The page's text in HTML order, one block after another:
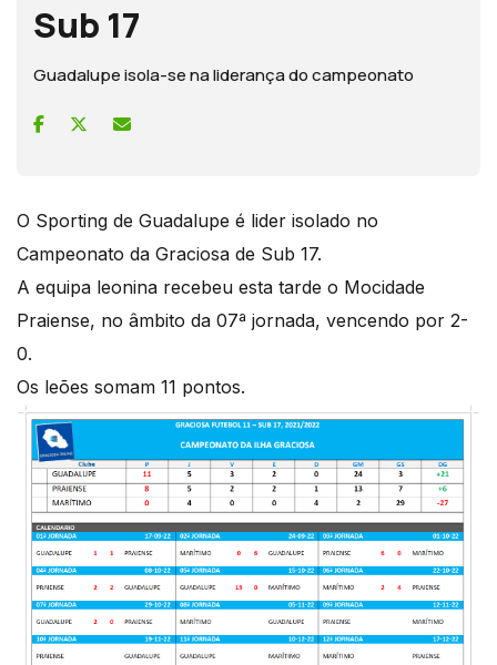
Sub 17
Guadalupe isola-se na liderança do campeonato
O Sporting de Guadalupe é lider isolado no
Campeonato da Graciosa de Sub 17.
A equipa leonina recebeu esta tarde o Mocidade
Praiense, no âmbito da 07ª jornada, vencendo por 2-
0.
Os leões somam 11 pontos.